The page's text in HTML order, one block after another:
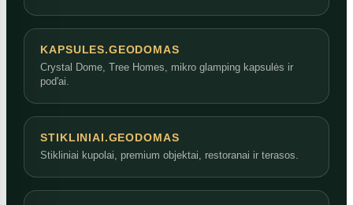
KAPSULES.GEODOMAS
Crystal Dome, Tree Homes, mikro glamping kapsulės ir
pod'ai.
STIKLINIAI.GEODOMAS
Stikliniai kupolai, premium objektai, restoranai ir terasos.